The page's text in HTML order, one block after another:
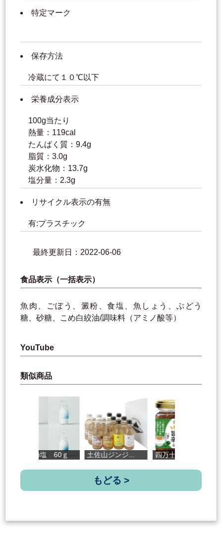
特定マーク
保存方法
冷蔵にて１０℃以下
栄養成分表示
100g当たり
熱量：119cal
たんぱく質：9.4g
脂質：3.0g
炭水化物：13.7g
塩分量：2.3g
リサイクル表示の有無
有:プラスチック
最終更新日：2022-06-06
食品表示（一括表示）
魚肉、ごぼう、澱粉、食塩、魚しょう、ぶどう
糖、砂糖、こめ白絞油/調味料（アミノ酸等）
YouTube
類似商品
新月の塩 60ｇ 土佐山ジンジ... 四万十ぶしゅ...
もどる >